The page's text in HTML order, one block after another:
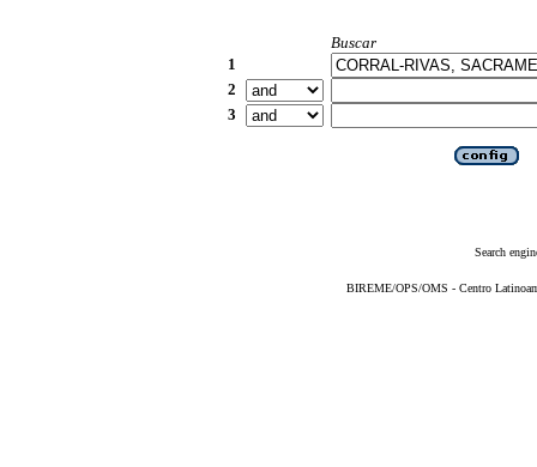
Buscar
1
2
3
Search
BIREME/OPS/OMS - Centro